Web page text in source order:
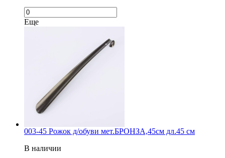
Еще
003-45 Рожок д/обуви мет.БРОНЗА,45см дл.45 см
В наличии